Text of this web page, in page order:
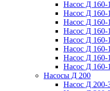
Насос Д 160-
Насос Д 160-
Насос Д 160-
Насос Д 160-
Насос Д 160-
Насос Д 160-
Насос Д 160-
Насос Д 160-
Насосы Д 200
Насос Д 200-